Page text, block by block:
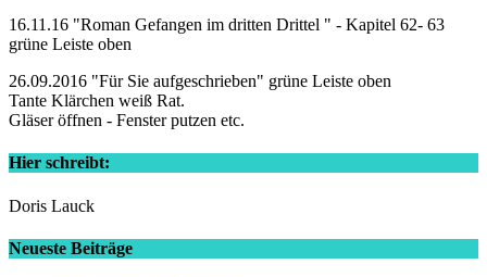
16.11.16 "Roman Gefangen im dritten Drittel " - Kapitel 62- 63
grüne Leiste oben
26.09.2016 "Für Sie aufgeschrieben" grüne Leiste oben
Tante Klärchen weiß Rat.
Gläser öffnen - Fenster putzen etc.
Hier schreibt:
Doris Lauck
Neueste Beiträge